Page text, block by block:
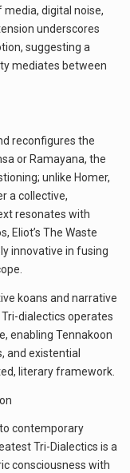
digital noise,
underscores
suggesting a
mediates between
reconfigures the
or Ramayana, the
unlike Homer,
a collective,
resonates with
Eliot’s The Waste
innovative in fusing
koans and narrative
dialectics operates
enabling Tennakoon
and existential
literary framework.
contemporary
Tri-Dialectics is a
consciousness with